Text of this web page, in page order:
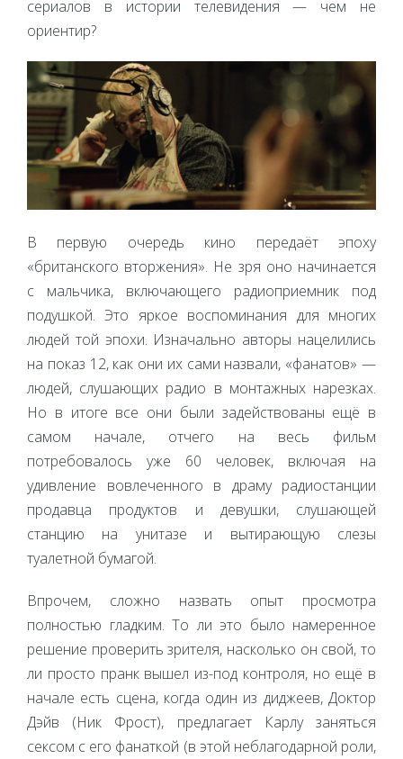
сериалов в истории телевидения — чем не
ориентир?
В первую очередь кино передаёт эпоху
«британского вторжения». Не зря оно начинается
с мальчика, включающего радиоприемник под
подушкой. Это яркое воспоминания для многих
людей той эпохи. Изначально авторы нацелились
на показ 12, как они их сами назвали, «фанатов» —
людей, слушающих радио в монтажных нарезках.
Но в итоге все они были задействованы ещё в
самом начале, отчего на весь фильм
потребовалось уже 60 человек, включая на
удивление вовлеченного в драму радиостанции
продавца продуктов и девушки, слушающей
станцию на унитазе и вытирающую слезы
туалетной бумагой.
Впрочем, сложно назвать опыт просмотра
полностью гладким. То ли это было намеренное
решение проверить зрителя, насколько он свой, то
ли просто пранк вышел из-под контроля, но ещё в
начале есть сцена, когда один из диджеев, Доктор
Дэйв (Ник Фрост), предлагает Карлу заняться
сексом с его фанаткой (в этой неблагодарной роли,